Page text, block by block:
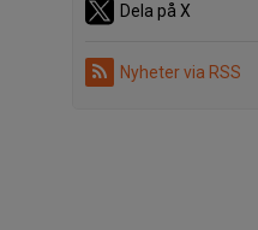
Dela på X
Nyheter via RSS